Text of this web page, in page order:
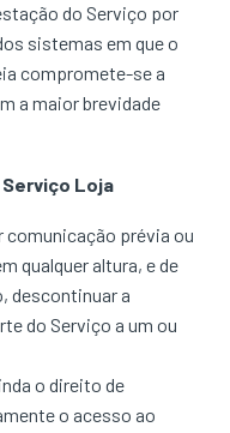
do Serviço por
sistemas em que o
compromete-se a
a maior brevidade
Serviço Loja
comunicação prévia ou
qualquer altura, e de
descontinuar a
do Serviço a um ou
o direito de
o acesso ao